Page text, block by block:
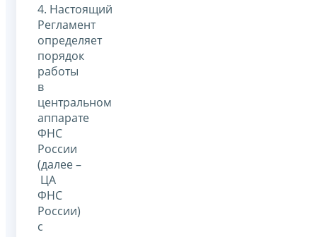
4. Настоящий
Регламент
определяет
порядок
работы
в
центральном
аппарате
ФНС
России
(далее –
ЦА
ФНС
России)
с